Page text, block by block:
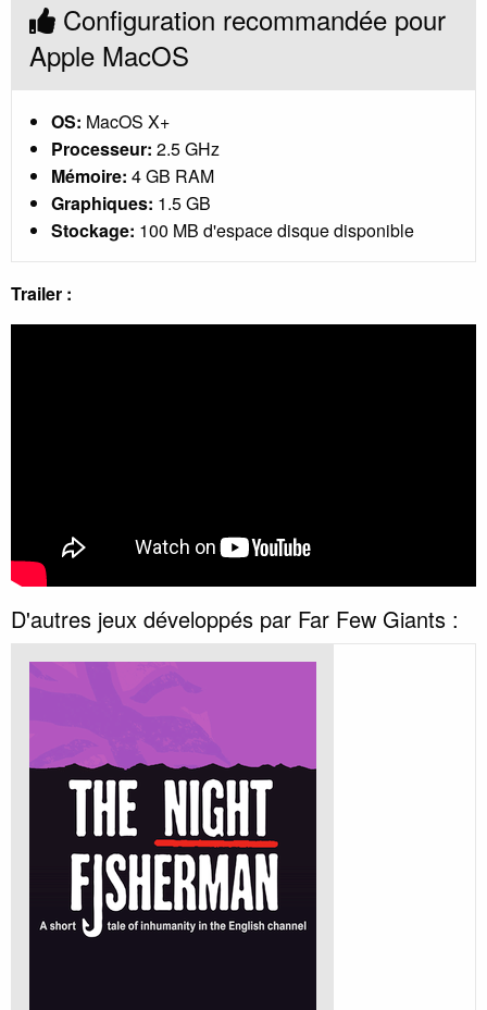
Configuration recommandée pour
Apple MacOS
OS: MacOS X+
Processeur: 2.5 GHz
Mémoire: 4 GB RAM
Graphiques: 1.5 GB
Stockage: 100 MB d'espace disque disponible
Trailer :
D'autres jeux développés par Far Few Giants :